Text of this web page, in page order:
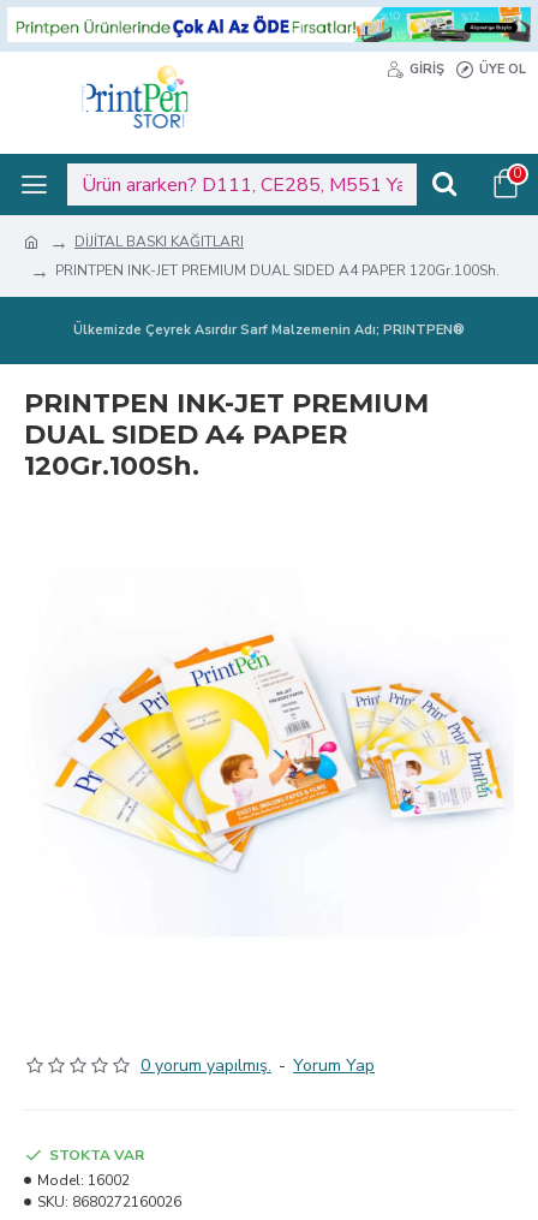
GIRIŞ ÜYE OL
0
DİJİTAL BASKI KAĞITLARI
PRINTPEN INK-JET PREMIUM DUAL SIDED A4 PAPER 120Gr.100Sh.
Ülkemizde Çeyrek Asırdır Sarf Malzemenin Adı; PRINTPEN®
PRINTPEN INK-JET PREMIUM
DUAL SIDED A4 PAPER
120Gr.100Sh.
0 yorum yapılmış. - Yorum Yap
STOKTA VAR
Model: 16002
SKU: 8680272160026